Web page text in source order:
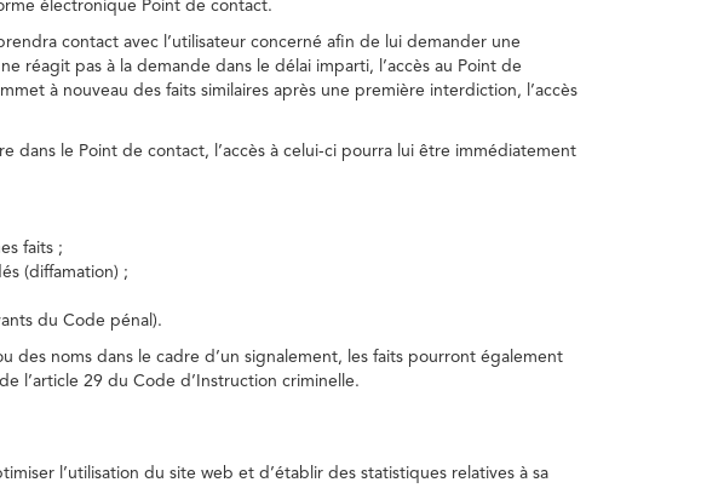
électronique Point de contact.
contact avec l’utilisateur concerné afin de lui demander une
réagit pas à la demande dans le délai imparti, l’accès au Point de
à nouveau des faits similaires après une première interdiction, l’accès
dans le Point de contact, l’accès à celui-ci pourra lui être immédiatement
faits ;
(diffamation) ;
du Code pénal).
des noms dans le cadre d’un signalement, les faits pourront également
l’article 29 du Code d’Instruction criminelle.
l’utilisation du site web et d’établir des statistiques relatives à sa